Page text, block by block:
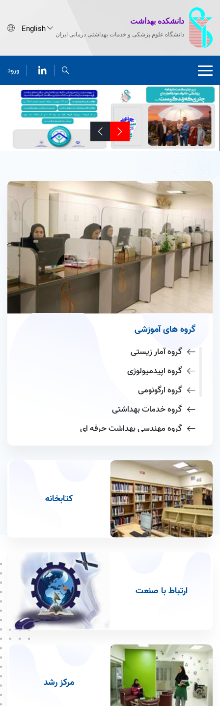
دانشکده بهداشت
دانشگاه علوم پزشکی و خدمات بهداشتی درمانی ایران
ورود
گروه های آموزشی
گروه آمار زیستی
گروه اپیدمیولوژی
گروه ارگونومی
گروه خدمات بهداشتی
گروه مهندسی بهداشت حرفه ای
گروه علوم تغذیه
دوره عالی بهداشت عمومی MPH
کتابخانه
ارتباط با صنعت
مرکز رشد